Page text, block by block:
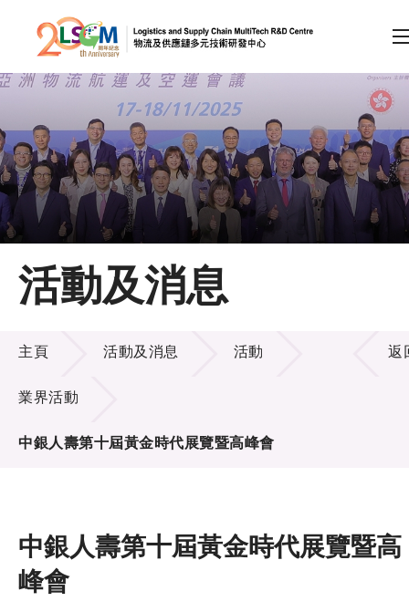
跳到內容（按回車鍵）
會員登入
A A EN 繁 简
主頁
關於LSCM
技術商品化
項目及資助計劃
活動及消息
活動及消息
主頁 活動及消息 活動
業界活動
中銀人壽第十屆黃金時代展覽暨高峰會
返
中銀人壽第十屆黃金時代展覽暨高
峰會